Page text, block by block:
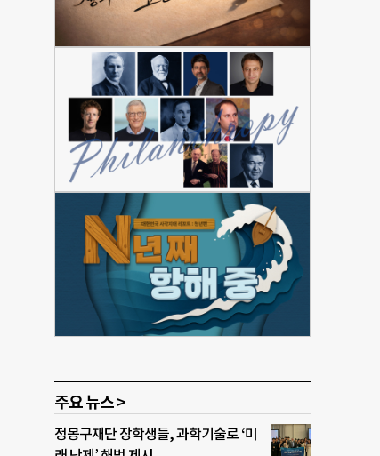
주요 뉴스 >
정몽구재단 장학생들, 과학기술로 ‘미